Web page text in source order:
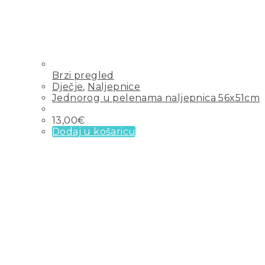
Brzi pregled
Dječje, Naljepnice
Jednorog u pelenama naljepnica 56x51cm
13,00€
Dodaj u košaricu